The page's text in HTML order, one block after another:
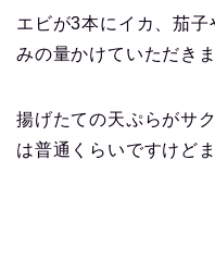
エビが3本にイカ、茄
みの量かけていただきま
揚げたての天ぷらがサ
は普通くらいですけど